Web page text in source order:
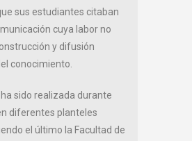
sus estudiantes citaban
cuya labor no
y difusión
conocimiento.
sido realizada durante
diferentes planteles
el último la Facultad de